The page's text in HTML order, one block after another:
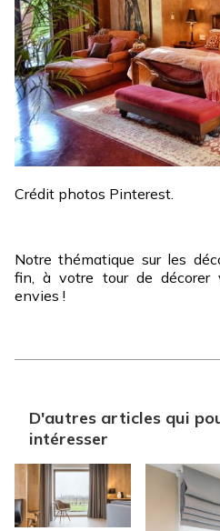
Crédit photos Pinterest.
Notre thématique sur les
fin, à votre tour de décorer
envies !
D'autres articles qui
intéresser